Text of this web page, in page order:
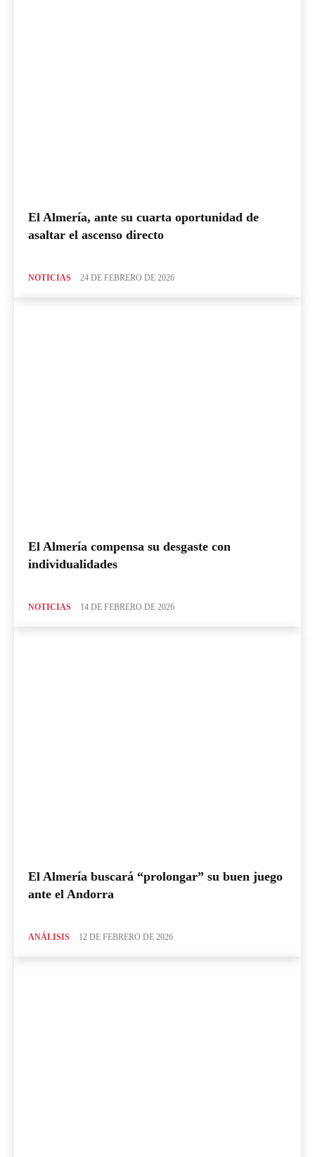
El Almería, ante su cuarta oportunidad de
asaltar el ascenso directo
NOTICIAS 24 DE FEBRERO DE 2026
El Almería compensa su desgaste con
individualidades
NOTICIAS 14 DE FEBRERO DE 2026
El Almería buscará “prolongar” su buen juego
ante el Andorra
ANÁLISIS 12 DE FEBRERO DE 2026